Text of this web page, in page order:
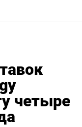
четыре